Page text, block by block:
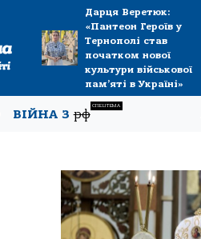
Дарця Веретюк:
«Пантеон Героїв у
Тернополі став
початком нової
культури військової
пам’яті в Україні»
ВІЙНА Зрф
СПЕЦТЕМА